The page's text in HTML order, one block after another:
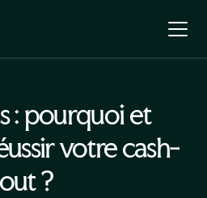
: pourquoi et
votre cash-
out ?